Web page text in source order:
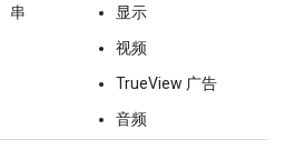
串
显示
视频
TrueView 广告
音频